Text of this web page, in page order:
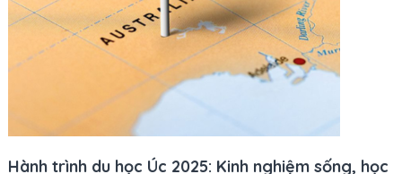
Hành trình du học Úc 2025: Kinh nghiệm sống, học